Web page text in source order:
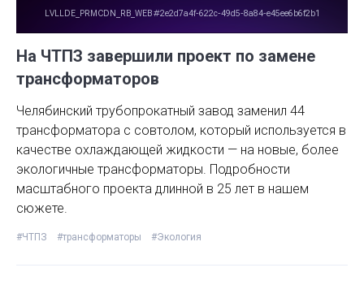
На ЧТПЗ завершили проект по замене
трансформаторов
Челябинский трубопрокатный завод заменил 44
трансформатора с совтолом, который используется в
качестве охлаждающей жидкости — на новые, более
экологичные трансформаторы. Подробности
масштабного проекта длинной в 25 лет в нашем
сюжете.
#ЧТПЗ #трансформаторы #Экология